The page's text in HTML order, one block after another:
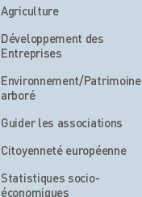
Agriculture
Développement des
Entreprises
Environnement/Patrimoine
arboré
Guider les associations
Citoyenneté européenne
Statistiques socio-
économiques